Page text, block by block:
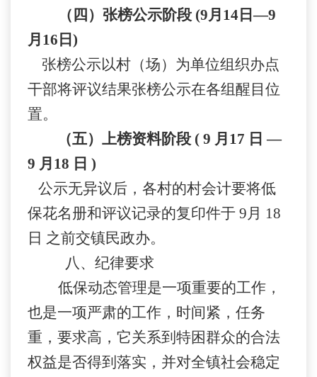
（四）张榜公示阶段(9月 14 日—9
月 16 日 )
张榜公示以村（场）为单位组织办点
干部将评议结果张榜公示在各组醒目位
置。
（五）上榜资料阶段 ( 9 月17 日 —
9 月18 日 )
公示无异议后，各村的村会计要将低
保花名册和评议记录的复印件于 9月 18
日 之前交镇民政办。
八、纪律要求
低保动态管理是一项重要的工作，
也是一项严肃的工作，时间紧，任务
重，要求高，它关系到特困群众的合法
权益是否得到落实，并对全镇社会稳定